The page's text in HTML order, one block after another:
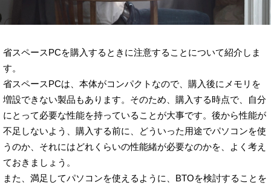
省スペースPCを購入するときに注意することについて紹介しま
す。
省スペースPCは、本体がコンパクトなので、購入後にメモリを
増設できない製品もあります。そのため、購入する時点で、自分
にとって必要な性能を持っていることが大事です。後から性能が
不足しないよう、購入する前に、どういった用途でパソコンを使
うのか、それにはどれくらいの性能緒が必要なのかを、よく考え
ておきましょう。
また、満足してパソコンを使えるように、BTOを検討することを